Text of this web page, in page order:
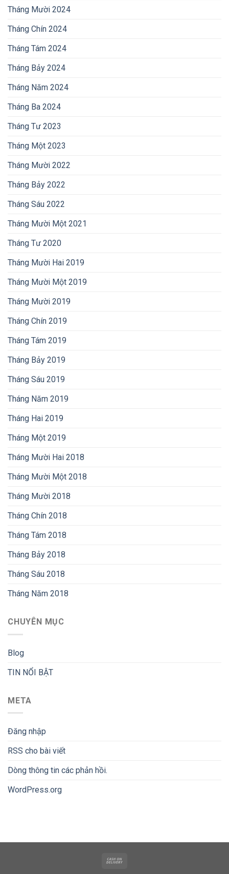
Tháng Mười 2024
Tháng Chín 2024
Tháng Tám 2024
Tháng Bảy 2024
Tháng Năm 2024
Tháng Ba 2024
Tháng Tư 2023
Tháng Một 2023
Tháng Mười 2022
Tháng Bảy 2022
Tháng Sáu 2022
Tháng Mười Một 2021
Tháng Tư 2020
Tháng Mười Hai 2019
Tháng Mười Một 2019
Tháng Mười 2019
Tháng Chín 2019
Tháng Tám 2019
Tháng Bảy 2019
Tháng Sáu 2019
Tháng Năm 2019
Tháng Hai 2019
Tháng Một 2019
Tháng Mười Hai 2018
Tháng Mười Một 2018
Tháng Mười 2018
Tháng Chín 2018
Tháng Tám 2018
Tháng Bảy 2018
Tháng Sáu 2018
Tháng Năm 2018
CHUYÊN MỤC
Blog
TIN NỔI BẬT
META
Đăng nhập
RSS cho bài viết
Dòng thông tin các phản hồi.
WordPress.org